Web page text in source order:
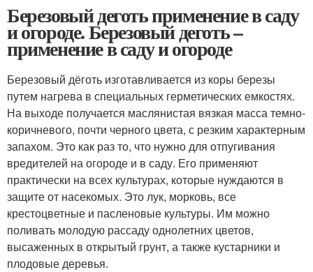
Березовый деготь применение в саду
и огороде. Березовый деготь –
применение в саду и огороде
Березовый дёготь изготавливается из коры березы
путем нагрева в специальных герметических емкостях.
На выходе получается маслянистая вязкая масса темно-
коричневого, почти черного цвета, с резким характерным
запахом. Это как раз то, что нужно для отпугивания
вредителей на огороде и в саду. Его применяют
практически на всех культурах, которые нуждаются в
защите от насекомых. Это лук, морковь, все
крестоцветные и пасленовые культуры. Им можно
поливать молодую рассаду однолетних цветов,
высаженных в открытый грунт, а также кустарники и
плодовые деревья.